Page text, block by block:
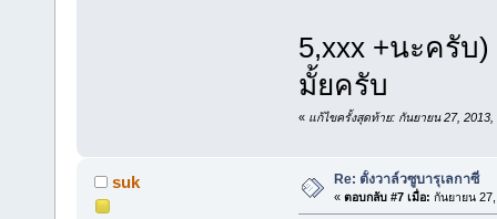
5,xxx +นะครับ)
มั้ยครับ
« แก้ไขครั้งสุดท้าย: กันยายน 27,
suk Re: ตั้งวาล์วซูบารุเลกาซี่
« ตอบกลับ #7 เมื่อ: กันยายน